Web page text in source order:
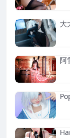
大
阿